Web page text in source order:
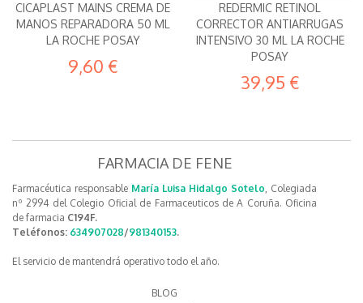
CICAPLAST MAINS CREMA DE
MANOS REPARADORA 50 ML
LA ROCHE POSAY
9,60 €
REDERMIC RETINOL
CORRECTOR ANTIARRUGAS
INTENSIVO 30 ML LA ROCHE
POSAY
39,95 €
FARMACIA DE FENE
Farmacéutica responsable María Luisa Hidalgo Sotelo, Colegiada
nº 2994 del Colegio Oficial de Farmaceuticos de A Coruña. Oficina
de farmacia C194F.
Teléfonos: 634907028/981340153.
El servicio de mantendrá operativo todo el año.
BLOG